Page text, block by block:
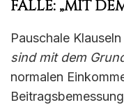
FALLE: „MIT
Pauschale
sind mit dem
normalen